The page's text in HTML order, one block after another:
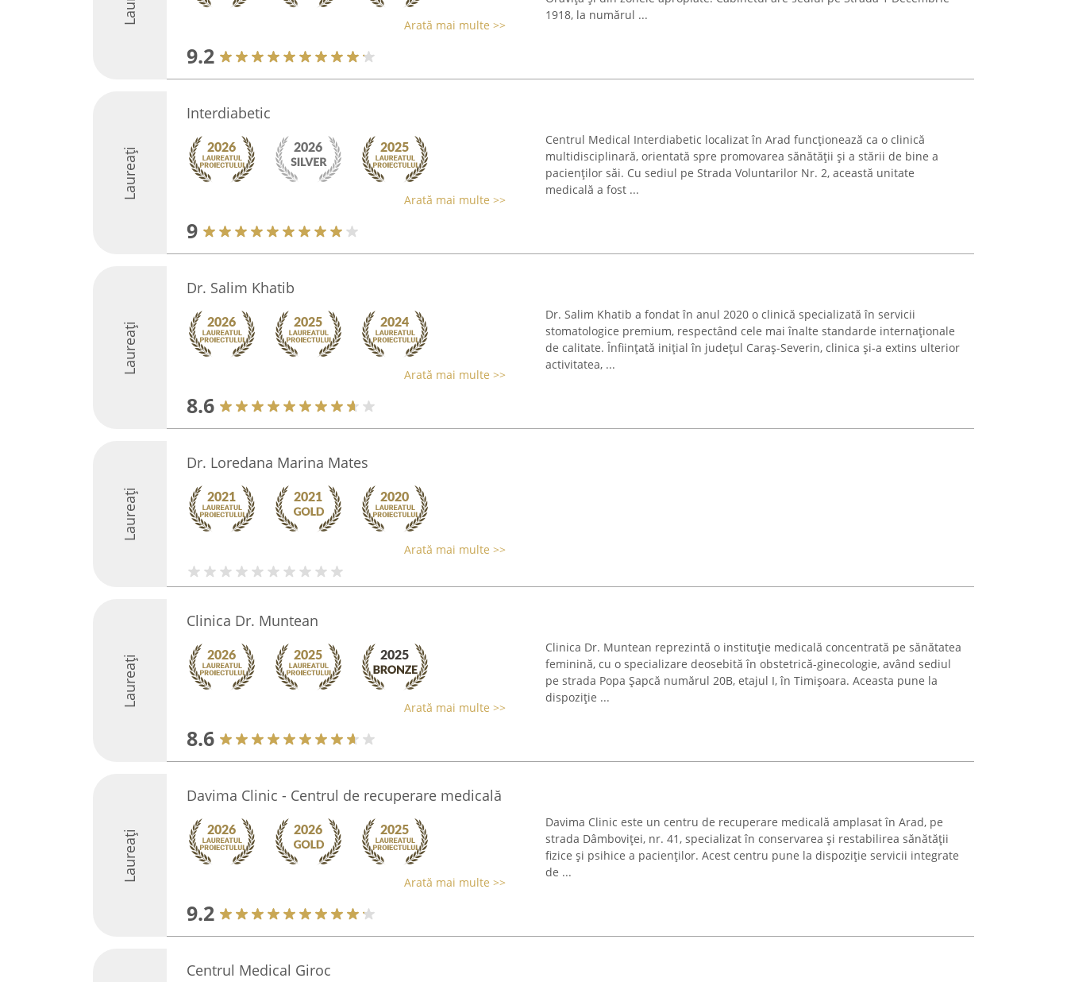
Arată mai multe >>
9.2
1918, la numărul ...
Laureați
Interdiabetic
Arată mai multe >>
9
Centrul Medical Interdiabetic localizat în Arad funcționează ca o clinică
multidisciplinară, orientată spre promovarea sănătății și a stării de bine a
pacienților săi. Cu sediul pe Strada Voluntarilor Nr. 2, această unitate
medicală a fost ...
Laureați
Dr. Salim Khatib
Arată mai multe >>
8.6
Dr. Salim Khatib a fondat în anul 2020 o clinică specializată în servicii
stomatologice premium, respectând cele mai înalte standarde internaționale
de calitate. Înființată inițial în județul Caraș-Severin, clinica și-a extins ulterior
activitatea, ...
Laureați
Dr. Loredana Marina Mates
Arată mai multe >>
Laureați
Clinica Dr. Muntean
Arată mai multe >>
8.6
Clinica Dr. Muntean reprezintă o instituție medicală concentrată pe sănătatea
feminină, cu o specializare deosebită în obstetrică-ginecologie, având sediul
pe strada Popa Șapcă numărul 20B, etajul I, în Timișoara. Aceasta pune la
dispoziție ...
Laureați
Davima Clinic - Centrul de recuperare medicală
Arată mai multe >>
9.2
Davima Clinic este un centru de recuperare medicală amplasat în Arad, pe
strada Dâmboviței, nr. 41, specializat în conservarea și restabilirea sănătății
fizice și psihice a pacienților. Acest centru pune la dispoziție servicii integrate
de ...
Centrul Medical Giroc